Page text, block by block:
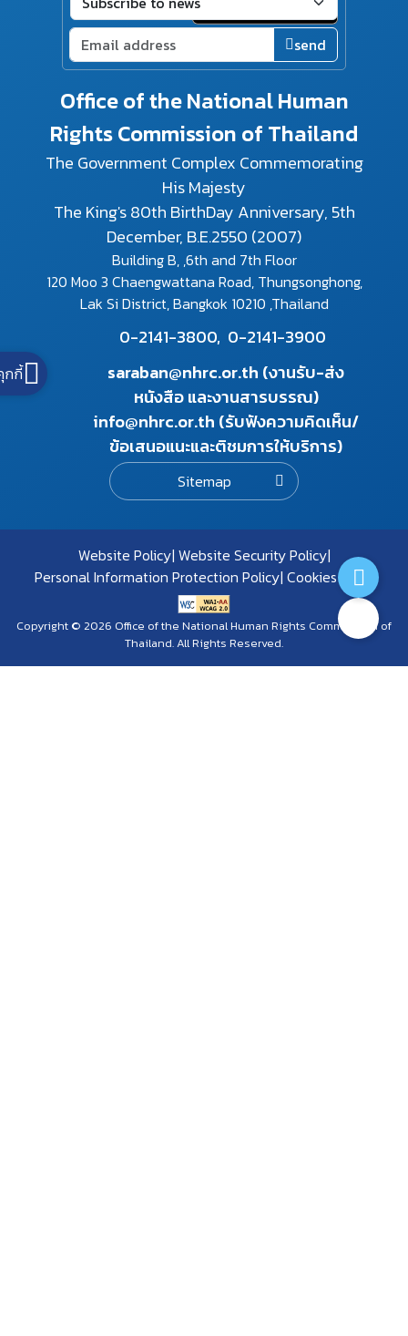
Office of the National Human
Rights Commission of Thailand
The Government Complex Commemorating
His Majesty
The King's 80th BirthDay Anniversary, 5th
December, B.E.2550 (2007)
Building B, ,6th and 7th Floor
120 Moo 3 Chaengwattana Road, Thungsonghong,
Lak Si District, Bangkok 10210 ,Thailand
0-2141-3800, 0-2141-3900
saraban@nhrc.or.th (งานรับ-ส่ง
หนังสือ และงานสารบรรณ)
info@nhrc.or.th (รับฟังความคิดเห็น/
ข้อเสนอแนะและติชมการให้บริการ)
Sitemap
send
Website Policy Website Security Policy
Personal Information Protection Policy Cookies Policy
Copyright © 2026 Office of the National Human Rights Commission of
Thailand. All Rights Reserved.
กกี้